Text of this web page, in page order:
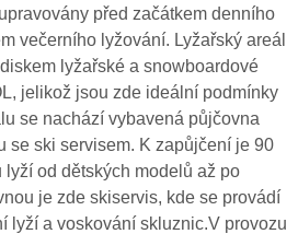
před začátkem denního
večerního lyžování. Lyžařský areál
lyžařské a snowboardové
jelikož jsou zde ideální podmínky
se nachází vybavená půjčovna
se ski servisem. K zapůjčení je 90
od dětských modelů až po
je zde skiservis, kde se provádí
lyží a voskování skluznic.V provozu